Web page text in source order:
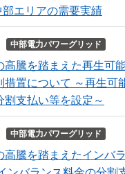
エリアの需要実績
中部電力パワーグリッド
高騰を踏まえた再生可
措置について ～再生可
割支払い等を設定～
中部電力パワーグリッド
高騰を踏まえたインバ